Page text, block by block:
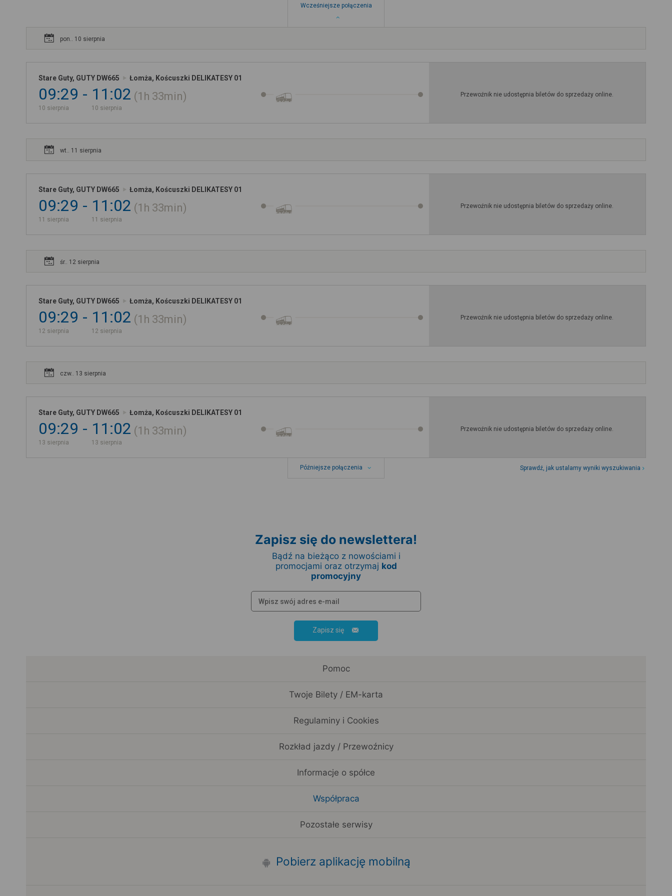
Wcześniejsze połączenia
pon.. 10 sierpnia
Stare Guty, GUTY DW665 Łomża, Koścuszki DELIKATESY 01
09:29
10 sierpnia
11:02
10 sierpnia
1h 33min Przewoźnik nie udostępnia biletów do sprzedaży online.
wt.. 11 sierpnia
Stare Guty, GUTY DW665 Łomża, Koścuszki DELIKATESY 01
09:29
11 sierpnia
11:02
11 sierpnia
1h 33min Przewoźnik nie udostępnia biletów do sprzedaży online.
śr.. 12 sierpnia
Stare Guty, GUTY DW665 Łomża, Koścuszki DELIKATESY 01
09:29
12 sierpnia
11:02
12 sierpnia
1h 33min Przewoźnik nie udostępnia biletów do sprzedaży online.
czw.. 13 sierpnia
Stare Guty, GUTY DW665 Łomża, Koścuszki DELIKATESY 01
09:29
13 sierpnia
11:02
13 sierpnia
1h 33min Przewoźnik nie udostępnia biletów do sprzedaży online.
Późniejsze połączenia Sprawdź, jak ustalamy wyniki wyszukiwania
Zapisz się do newslettera!
Bądź na bieżąco z nowościami i
promocjami oraz otrzymaj kod
promocyjny
Zapisz się
Pomoc
Twoje Bilety / EM-karta
Regulaminy i Cookies
Rozkład jazdy / Przewoźnicy
Informacje o spółce
Współpraca
Pozostałe serwisy
Pobierz aplikację mobilną